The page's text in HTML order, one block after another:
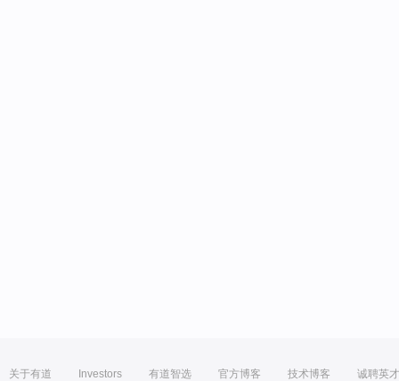
关于有道 Investors 有道智选 官方博客 技术博客 诚聘英才